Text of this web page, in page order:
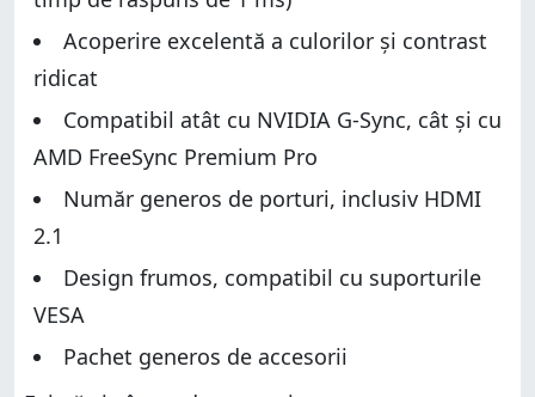
Acoperire excelentă a culorilor și contrast
ridicat
Compatibil atât cu NVIDIA G-Sync, cât și cu
AMD FreeSync Premium Pro
Număr generos de porturi, inclusiv HDMI
2.1
Design frumos, compatibil cu suporturile
VESA
Pachet generos de accesorii